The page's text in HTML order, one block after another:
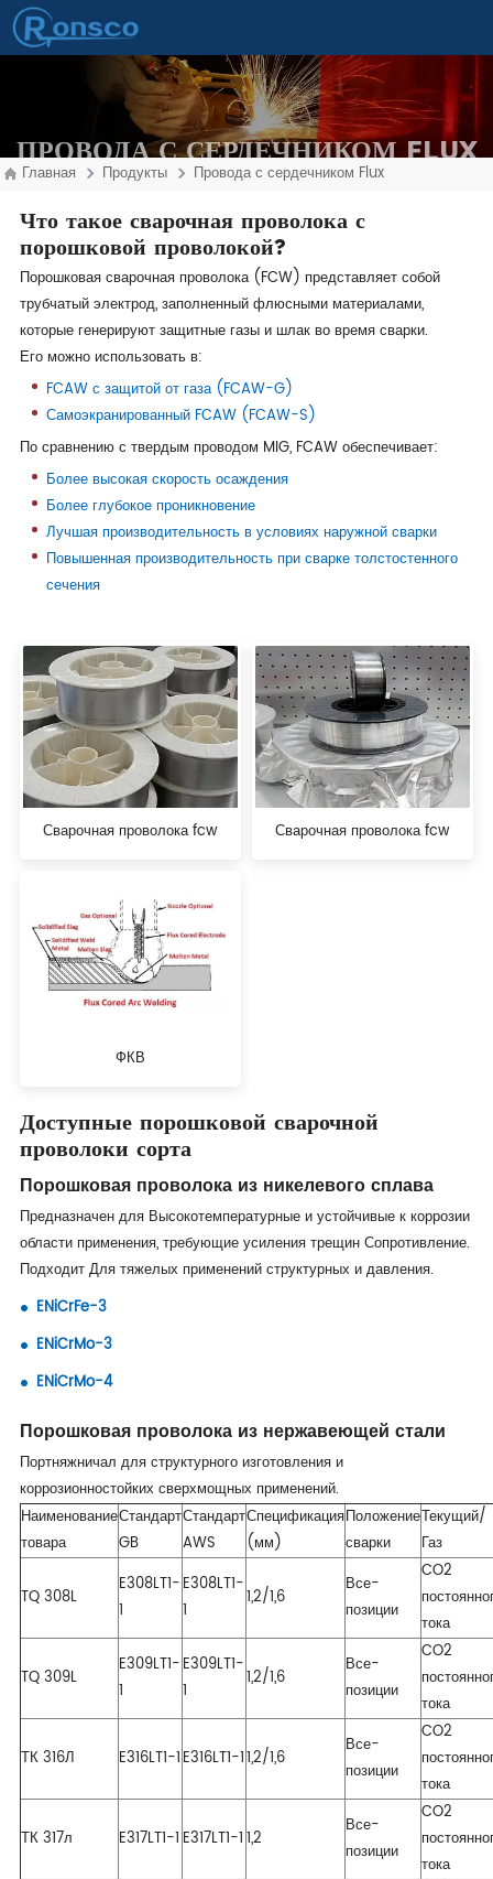
ПРОВОДА С СЕРДЕЧНИКОМ FLUX
Главная Продукты Провода с сердечником Flux
Что такое сварочная проволока с
порошковой проволокой?
Порошковая сварочная проволока (FCW) представляет собой
трубчатый электрод, заполненный флюсными материалами,
которые генерируют защитные газы и шлак во время сварки.
Его можно использовать в:
FCAW с защитой от газа (FCAW-G)
Самоэкранированный FCAW (FCAW-S)
По сравнению с твердым проводом MIG, FCAW обеспечивает:
Более высокая скорость осаждения
Более глубокое проникновение
Лучшая производительность в условиях наружной сварки
Повышенная производительность при сварке толстостенного
сечения
Сварочная проволока fcw Сварочная проволока fcw
ФКВ
Доступные порошковой сварочной
проволоки сорта
Порошковая проволока из никелевого сплава
Предназначен для Высокотемпературные и устойчивые к коррозии
области применения, требующие усиления трещин Сопротивление.
Подходит Для тяжелых применений структурных и давления.
ENiCrFe-3
ENiCrMo-3
ENiCrMo-4
Порошковая проволока из нержавеющей стали
Портняжничал для структурного изготовления и
коррозионностойких сверхмощных применений.
Наименование
товара
Стандарт
GB
Стандарт
AWS
Спецификация
(мм)
Положение
сварки
Текущий/
Газ
TQ 308L
E308LT1-
1
E308LT1-
1
1,2/1,6
Все-
позиции
CO2
тока
TQ 309L
E309LT1-
1
E309LT1-
1
1,2/1,6
Все-
позиции
CO2
тока
ТК 316Л E316LT1-1E316LT1-11,2/1,6
Все-
позиции
CO2
тока
ТК 317л E317LT1-1 E317LT1-11,2
Все-
позиции
CO2
тока